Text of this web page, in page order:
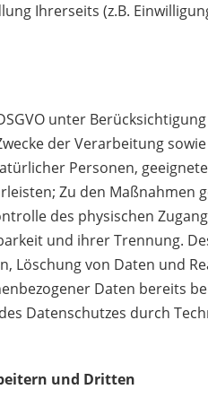
Ihrerseits (z.B.
unter
der Verarbeitung
Personen,
Zu den
des physischen
und ihrer Trennung.
Löschung von Daten und
Daten bereits
Datenschutzes durch
und Dritten